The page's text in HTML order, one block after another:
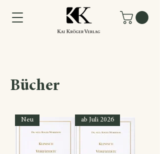
Bücher
Neu ab Juli 2026